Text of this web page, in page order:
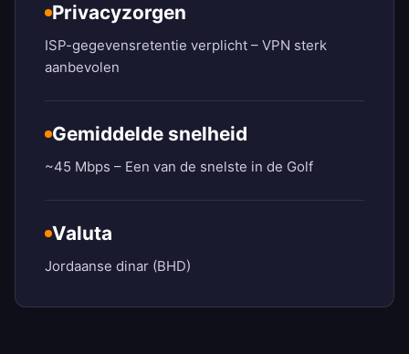
Privacyzorgen
ISP-gegevensretentie verplicht – VPN sterk
aanbevolen
Gemiddelde snelheid
~45 Mbps – Een van de snelste in de Golf
Valuta
Jordaanse dinar (BHD)